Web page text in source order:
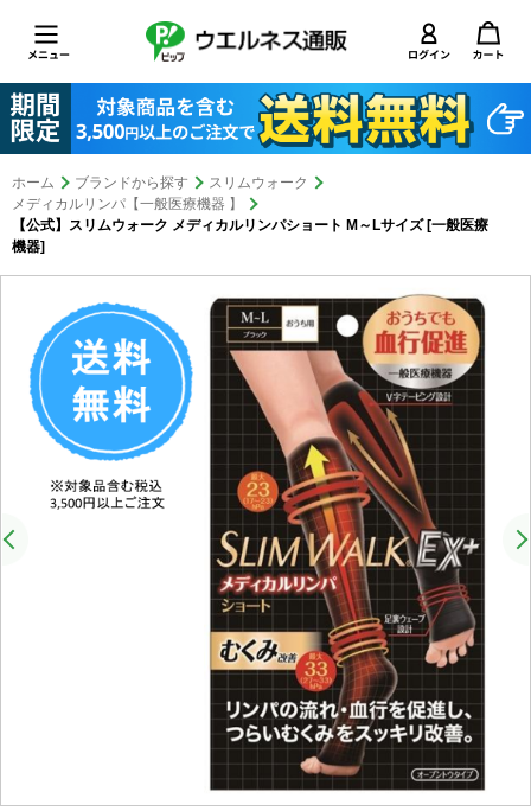
ホーム ブランドから探す
スリムウォーク
メディカルリンパ【一般医療機器 】
【公式】スリムウォーク メディカルリンパショート M～Lサイズ [一般医療
機器]